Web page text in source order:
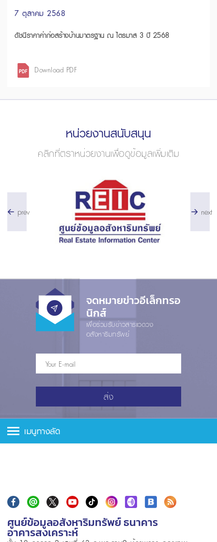
7 ตุลาคม 2568
ดัชนีราคาค่าก่อสร้างบ้านมาตรฐาน ณ ไตรมาส 3 ปี 2568
Download PDF
หน่วยงานสนับสนุน
คลิกที่ตราหน่วยงานเพื่อดูข้อมูลเพิ่มเติม
prev next
จดหมายข่าวอีเล็กทรอ
นิกส์
เพื่อร่วมรับข่าวสารแวดวง
อสังหาริมทรัพย์
ส่ง
เมนูทางลัด
ศูนย์ข้อมูลอสังหาริมทรัพย์ ธนาคาร
อาคารสงเคราะห์